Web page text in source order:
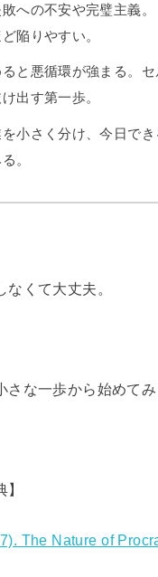
への不安や完璧主義
陥りやすい。
と悪循環が強まる。
出す第一歩。
を小さく分け、今日で
。
くて大丈夫。
さな一歩から始めてみ
The Nature of